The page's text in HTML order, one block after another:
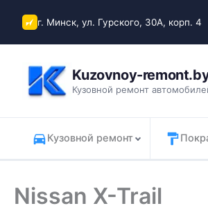
г. Минск, ул. Гурского, 30А, корп. 4
Kuzovnoy-
Кузовной ремонт
Кузовной ремонт
содержимому
Nissan X-Trail